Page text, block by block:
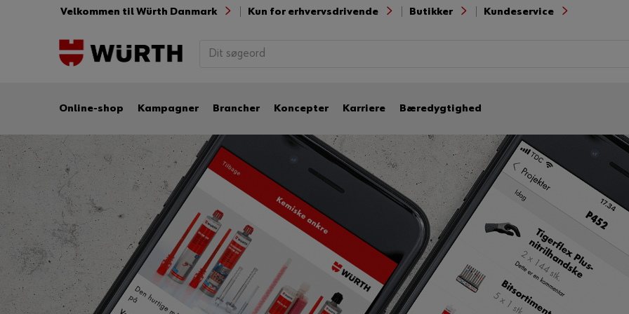
Velkommen til Würth Danmark Kun for erhvervsdrivende Butikker Kundeservice
Online-shop Kampagner Brancher Koncepter Karriere Bæredygtighed